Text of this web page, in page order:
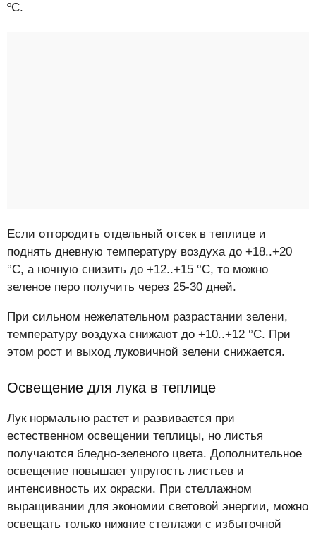
ºС.
Если отгородить отдельный отсек в теплице и
поднять дневную температуру воздуха до +18..+20
°С, а ночную снизить до +12..+15 °С, то можно
зеленое перо получить через 25-30 дней.
При сильном нежелательном разрастании зелени,
температуру воздуха снижают до +10..+12 °С. При
этом рост и выход луковичной зелени снижается.
Освещение для лука в теплице
Лук нормально растет и развивается при
естественном освещении теплицы, но листья
получаются бледно-зеленого цвета. Дополнительное
освещение повышает упругость листьев и
интенсивность их окраски. При стеллажном
выращивании для экономии световой энергии, можно
освещать только нижние стеллажи с избыточной